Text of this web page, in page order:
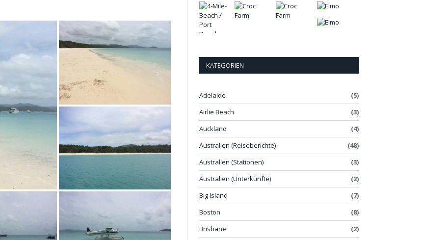
KATEGORIEN
Adelaide
(5)
Airlie Beach
(3)
Auckland
(4)
Australien (Reiseberichte)
(48)
Australien (Stationen)
(3)
Australien (Unterkünfte)
(2)
Big Island
(7)
Boston
(8)
Brisbane
(2)